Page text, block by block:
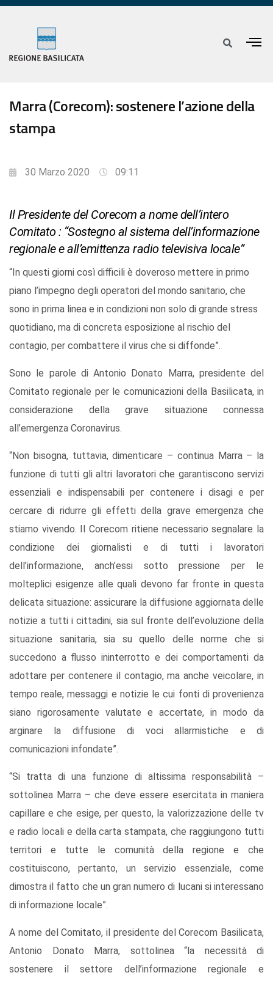
Marra (Corecom): sostenere l’azione della
stampa
30 Marzo 2020 09:11
Il Presidente del Corecom a nome dell’intero
Comitato : “Sostegno al sistema dell’informazione
regionale e all’emittenza radio televisiva locale”
“In questi giorni così difficili è doveroso mettere in primo
piano l’impegno degli operatori del mondo sanitario, che
sono in prima linea e in condizioni non solo di grande stress
quotidiano, ma di concreta esposizione al rischio del
contagio, per combattere il virus che si diffonde”.
Sono le parole di Antonio Donato Marra, presidente del
Comitato regionale per le comunicazioni della Basilicata, in
considerazione della grave situazione connessa
all’emergenza Coronavirus.
“Non bisogna, tuttavia, dimenticare – continua Marra – la
funzione di tutti gli altri lavoratori che garantiscono servizi
essenziali e indispensabili per contenere i disagi e per
cercare di ridurre gli effetti della grave emergenza che
stiamo vivendo. Il Corecom ritiene necessario segnalare la
condizione dei giornalisti e di tutti i lavoratori
dell’informazione, anch’essi sotto pressione per le
molteplici esigenze alle quali devono far fronte in questa
delicata situazione: assicurare la diffusione aggiornata delle
notizie a tutti i cittadini, sia sul fronte dell’evoluzione della
situazione sanitaria, sia su quello delle norme che si
succedono a flusso ininterrotto e dei comportamenti da
adottare per contenere il contagio, ma anche veicolare, in
tempo reale, messaggi e notizie le cui fonti di provenienza
siano rigorosamente valutate e accertate, in modo da
arginare la diffusione di voci allarmistiche e di
comunicazioni infondate”.
“Si tratta di una funzione di altissima responsabilità –
sottolinea Marra – che deve essere esercitata in maniera
capillare e che esige, per questo, la valorizzazione delle tv
e radio locali e della carta stampata, che raggiungono tutti
territori e tutte le comunità della regione e che
costituiscono, pertanto, un servizio essenziale, come
dimostra il fatto che un gran numero di lucani si interessano
di informazione locale”.
A nome del Comitato, il presidente del Corecom Basilicata,
Antonio Donato Marra, sottolinea “la necessità di
sostenere il settore dell’informazione regionale e